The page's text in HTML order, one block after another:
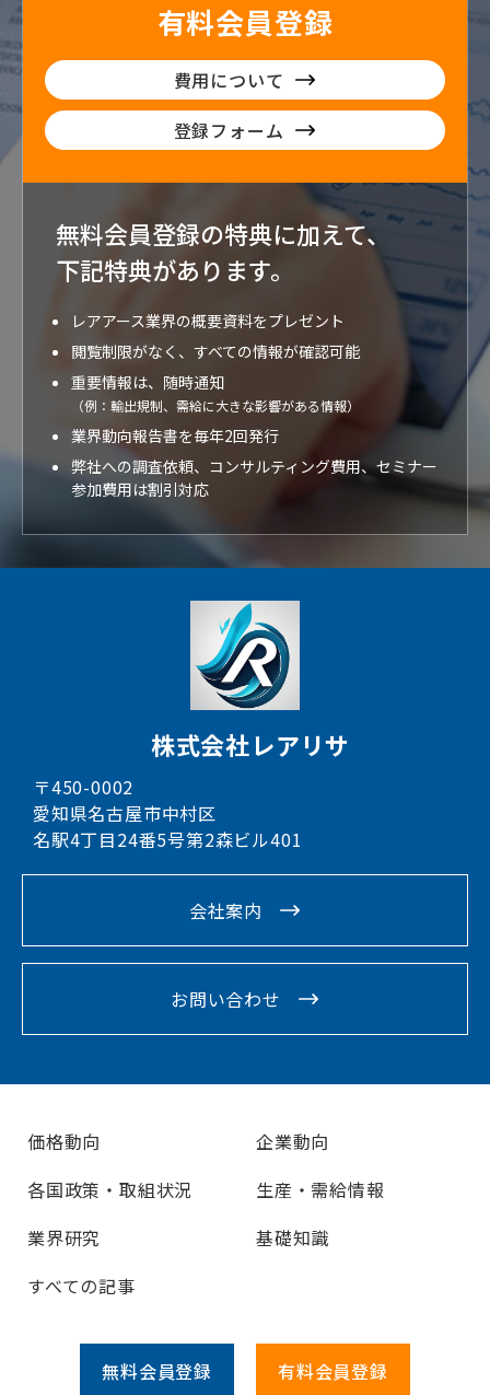
有料会員登録
費用について
登録フォーム
無料会員登録の特典に加えて、
下記特典があります。
レアアース業界の概要資料をプレゼント
閲覧制限がなく、すべての情報が確認可能
重要情報は、随時通知
（例：輸出規制、需給に大きな影響がある情報）
業界動向報告書を毎年2回発行
弊社への調査依頼、コンサルティング費用、セミナー
参加費用は割引対応
株式会社レアリサ
〒450-0002
愛知県名古屋市中村区
名駅4丁目24番5号第2森ビル401
会社案内
お問い合わせ
価格動向
企業動向
各国政策・取組状況
生産・需給情報
業界研究
基礎知識
すべての記事
無料会員登録 有料会員登録